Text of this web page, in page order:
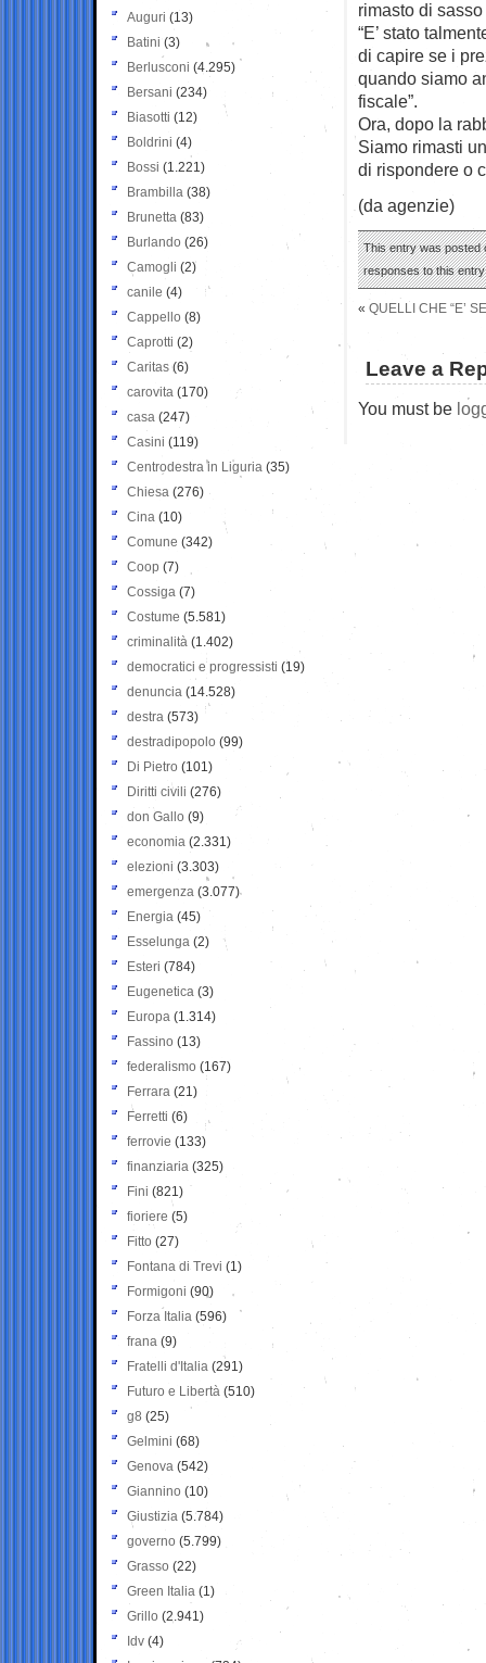
rimasto di
“E’ stato
di capire se i
quando siamo
fiscale”.
Ora, dopo la
Siamo rimasti
di rispondere o
(da agenzie)
This entry was posted
responses to this
« QUELLI CHE “E’
Leave a
You must be
Auguri (13)
Batini (3)
Berlusconi (4.295)
Bersani (234)
Biasotti (12)
Boldrini (4)
Bossi (1.221)
Brambilla (38)
Brunetta (83)
Burlando (26)
Camogli (2)
canile (4)
Cappello (8)
Caprotti (2)
Caritas (6)
carovita (170)
casa (247)
Casini (119)
Centrodestra in Liguria (35)
Chiesa (276)
Cina (10)
Comune (342)
Coop (7)
Cossiga (7)
Costume (5.581)
criminalità (1.402)
democratici e progressisti (19)
denuncia (14.528)
destra (573)
destradipopolo (99)
Di Pietro (101)
Diritti civili (276)
don Gallo (9)
economia (2.331)
elezioni (3.303)
emergenza (3.077)
Energia (45)
Esselunga (2)
Esteri (784)
Eugenetica (3)
Europa (1.314)
Fassino (13)
federalismo (167)
Ferrara (21)
Ferretti (6)
ferrovie (133)
finanziaria (325)
Fini (821)
fioriere (5)
Fitto (27)
Fontana di Trevi (1)
Formigoni (90)
Forza Italia (596)
frana (9)
Fratelli d'Italia (291)
Futuro e Libertà (510)
g8 (25)
Gelmini (68)
Genova (542)
Giannino (10)
Giustizia (5.784)
governo (5.799)
Grasso (22)
Green Italia (1)
Grillo (2.941)
Idv (4)